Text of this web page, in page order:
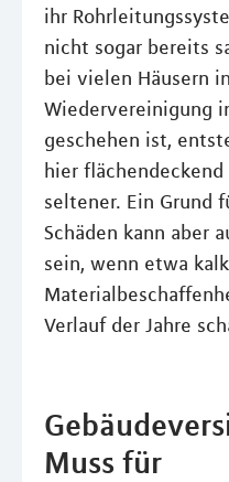
ihr
nicht sogar bereits
bei vielen Häusern
Wiedervereinigung
geschehen ist,
hier
seltener. Ein Grund
Schäden kann aber
sein, wenn etwa
Verlauf der Jahre
Muss für